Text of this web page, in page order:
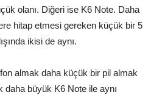
olanı. Diğeri ise K6 Note. Daha
hitap etmesi gereken küçük bir 5
ikisi de aynı.
almak daha küçük bir pil almak
daha büyük K6 Note ile aynı